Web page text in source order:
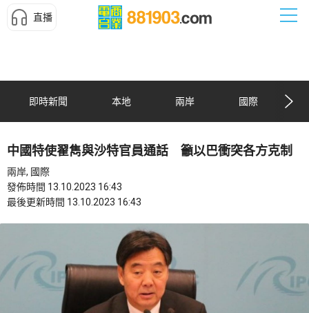
直播
即時新聞 本地 兩岸 國際
中國特使翟雋與沙特官員通話 籲以巴衝突各方克制
兩岸, 國際
發佈時間 13.10.2023 16:43
最後更新時間 13.10.2023 16:43